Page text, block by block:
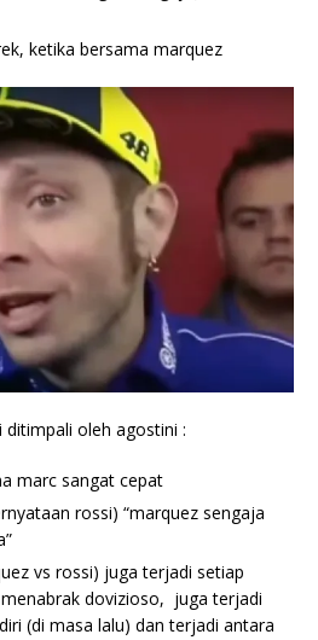
ketika bersama marquez
oleh agostini :
marc sangat cepat
rossi) “marquez sengaja
vs rossi) juga terjadi setiap
dovizioso, juga terjadi
(di masa lalu) dan terjadi antara